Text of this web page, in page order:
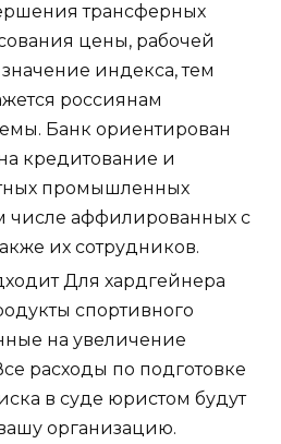
трансферных
цены, рабочей
индекса, тем
россиянам
Банк ориентирован
кредитование и
промышленных
числе аффилированных с
их сотрудников.
Для хардгейнера
спортивного
на увеличение
расходы по подготовке
в суде юристом будут
организацию.